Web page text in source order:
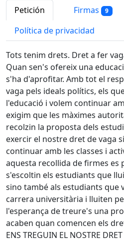
Petición Firmas 9
Política de privacidad
Tots tenim drets. Dret a fer
Quan sen's ofereix una
s'ha d'aprofitar. Amb tot el
vaga pels ideals polítics, els
l'educació i volem continuar
exigim que les màximes
recolzin la proposta dels
exercir el nostre dret de vaga
continuar amb les classes i
aquesta recollida de firmes es
s'escoltin els estudiants que
sino també als estudiants que
carrera universitària i lluiten
l'esperança de treure's una
acaben quan comencen els
ENS TREGUIN EL NOSTRE